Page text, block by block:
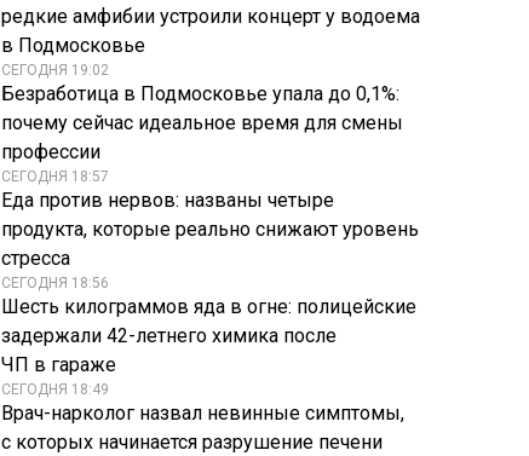
редкие амфибии устроили концерт у водоема
в Подмосковье
СЕГОДНЯ 19:02
Безработица в Подмосковье упала до 0,1%:
почему сейчас идеальное время для смены
профессии
СЕГОДНЯ 18:57
Еда против нервов: названы четыре
продукта, которые реально снижают уровень
стресса
СЕГОДНЯ 18:56
Шесть килограммов яда в огне: полицейские
задержали 42-летнего химика после
ЧП в гараже
СЕГОДНЯ 18:49
Врач-нарколог назвал невинные симптомы,
с которых начинается разрушение печени